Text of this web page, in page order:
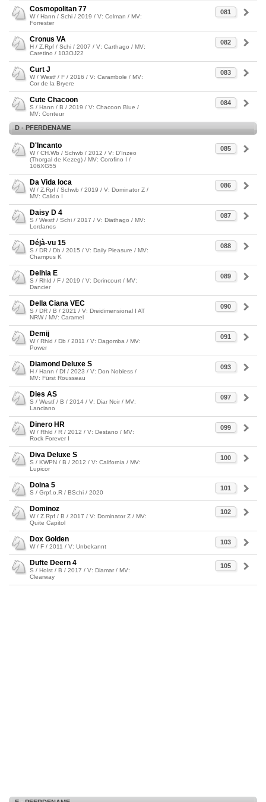
081
Cosmopolitan 77
W / Hann / Schi / 2019 / V: Colman / MV:
Forrester
082
Cronus VA
H / Z.Rpf / Schi / 2007 / V: Carthago / MV:
Caretino / 103OJ22
083
Curt J
W / Westf / F / 2016 / V: Carambole / MV:
Cor de la Bryere
084
Cute Chacoon
S / Hann / B / 2019 / V: Chacoon Blue /
MV: Conteur
D - PFERDENAME
085
D'Incanto
W / CH.Wb / Schwb / 2012 / V: D'Inzeo
(Thorgal de Kezeg) / MV: Corofino I /
106XG55
086
Da Vida loca
W / Z.Rpf / Schwb / 2019 / V: Dominator Z /
MV: Calido I
087
Daisy D 4
S / Westf / Schi / 2017 / V: Diathago / MV:
Lordanos
088
Déjà-vu 15
S / DR / Db / 2015 / V: Daily Pleasure / MV:
Champus K
089
Delhia E
S / Rhld / F / 2019 / V: Dorincourt / MV:
Dancier
090
Della Ciana VEC
S / DR / B / 2021 / V: Dreidimensional I AT
NRW / MV: Caramel
091
Demij
W / Rhld / Db / 2011 / V: Dagomba / MV:
Power
093
Diamond Deluxe S
H / Hann / Df / 2023 / V: Don Nobless /
MV: Fürst Rousseau
097
Dies AS
S / Westf / B / 2014 / V: Diar Noir / MV:
Lanciano
099
Dinero HR
W / Rhld / R / 2012 / V: Destano / MV:
Rock Forever I
100
Diva Deluxe S
S / KWPN / B / 2012 / V: California / MV:
Lupicor
101
Doina 5
S / Grpf.o.R / BSchi / 2020
102
Dominoz
W / Z.Rpf / B / 2017 / V: Dominator Z / MV:
Quite Capitol
103
Dox Golden
W / F / 2011 / V: Unbekannt
105
Dufte Deern 4
S / Holst / B / 2017 / V: Diamar / MV:
Clearway